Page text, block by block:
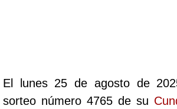
Cafeterito Noche
El lunes 25 de agosto de
sorteo número 4765 de su